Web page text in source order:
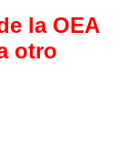
la OEA
otro